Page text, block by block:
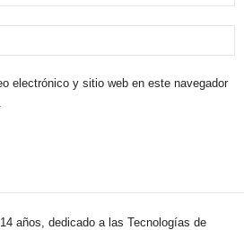
electrónico y sitio web en este navegador
años, dedicado a las Tecnologías de